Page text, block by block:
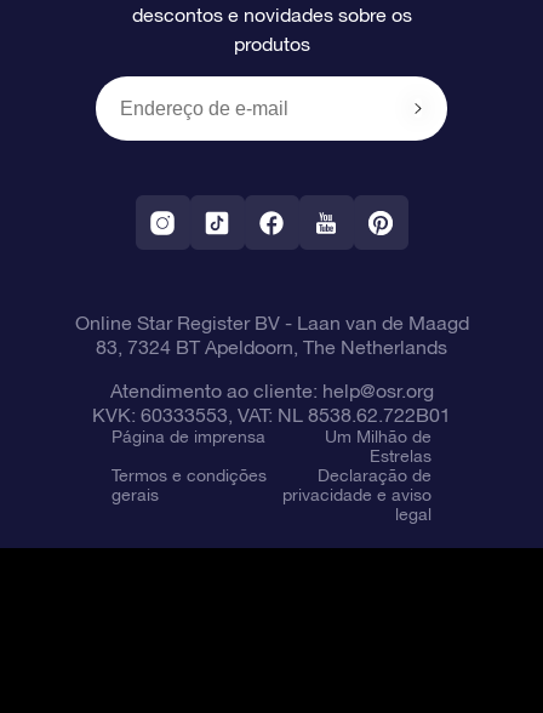
Presentes corporativos
Um Milhão de Estrelas
OSR Starsaver
Aplicativo RV Fly me to the stars
Política de devolução
Constelações
descontos e novidades sobre os
produtos
Online Star Register BV- Laan van de Maagd
83, 7324 BT Apeldoorn, The Netherlands
Atendimento ao cliente: help@osr.org
KVK: 60333553, VAT: NL 8538.62.722B01
Página de imprensa
Um Milhão de
Estrelas
Termos e condições
gerais
Declaração de
privacidade e aviso
legal